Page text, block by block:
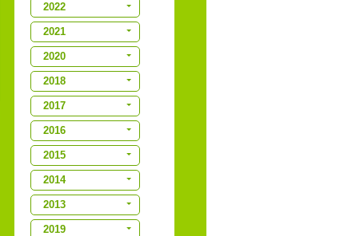
2022
2021
2020
2018
2017
2016
2015
2014
2013
2019